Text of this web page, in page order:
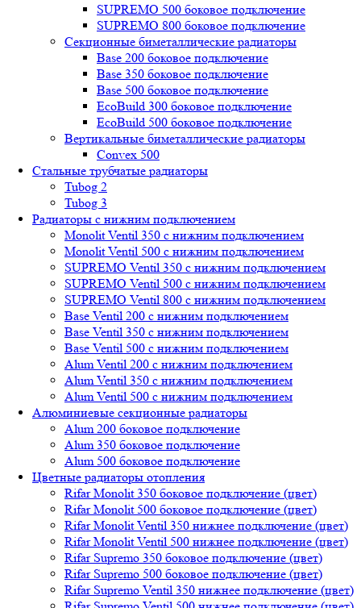
SUРREMО 500 боковое подключение
SUРREMО 800 боковое подключение
Секционные биметаллические радиаторы
Base 200 боковое подключение
Base 350 боковое подключение
Base 500 боковое подключение
EcoBuild 300 боковое подключение
EcoBuild 500 боковое подключение
Вертикальные биметаллические радиаторы
Convex 500
Стальные трубчатые радиаторы
Tubog 2
Tubog 3
Радиаторы с нижним подключением
Monolit Ventil 350 с нижним подключением
Monolit Ventil 500 с нижним подключением
SUPREMO Ventil 350 с нижним подключением
SUPREMO Ventil 500 с нижним подключением
SUPREMO Ventil 800 с нижним подключением
Base Ventil 200 с нижним подключением
Base Ventil 350 с нижним подключением
Base Ventil 500 с нижним подключением
Alum Ventil 200 с нижним подключением
Alum Ventil 350 с нижним подключением
Alum Ventil 500 с нижним подключением
Алюминиевые секционные радиаторы
Alum 200 боковое подключение
Alum 350 боковое подключение
Alum 500 боковое подключение
Цветные радиаторы отопления
Rifar Monolit 350 боковое подключение (цвет)
Rifar Monolit 500 боковое подключение (цвет)
Rifar Monolit Ventil 350 нижнее подключение (цвет)
Rifar Monolit Ventil 500 нижнее подключение (цвет)
Rifar Supremo 350 боковое подключение (цвет)
Rifar Supremo 500 боковое подключение (цвет)
Rifar Supremo Ventil 350 нижнее подключение (цвет)